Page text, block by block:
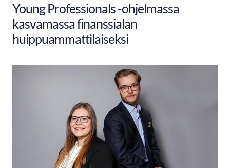
Young Professionals -ohjelmassa
kasvamassa finanssialan
huippuammattilaiseksi